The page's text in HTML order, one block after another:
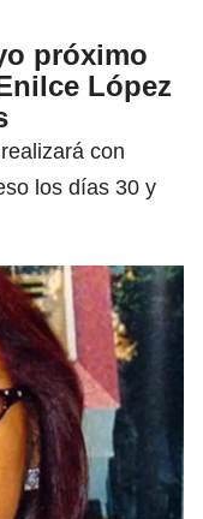
próximo
López
con
los días 30 y